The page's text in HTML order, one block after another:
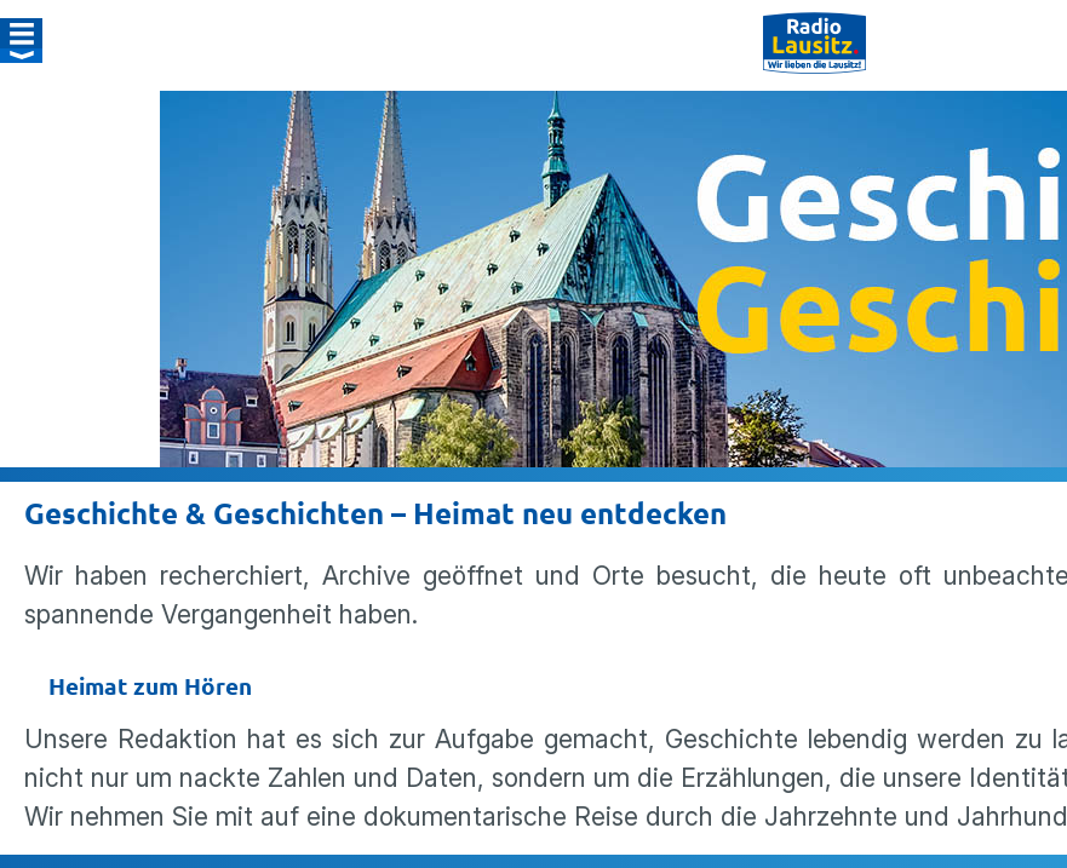
Geschichte & Geschichten – Heimat neu entdecken
Wir haben recherchiert, Archive geöffnet und Orte besucht, die heute oft
spannende Vergangenheit haben.
Heimat zum Hören
Unsere Redaktion hat es sich zur Aufgabe gemacht, Geschichte lebendig werden zu
nicht nur um nackte Zahlen und Daten, sondern um die Erzählungen, die unsere
Wir nehmen Sie mit auf eine dokumentarische Reise durch die Jahrzehnte und